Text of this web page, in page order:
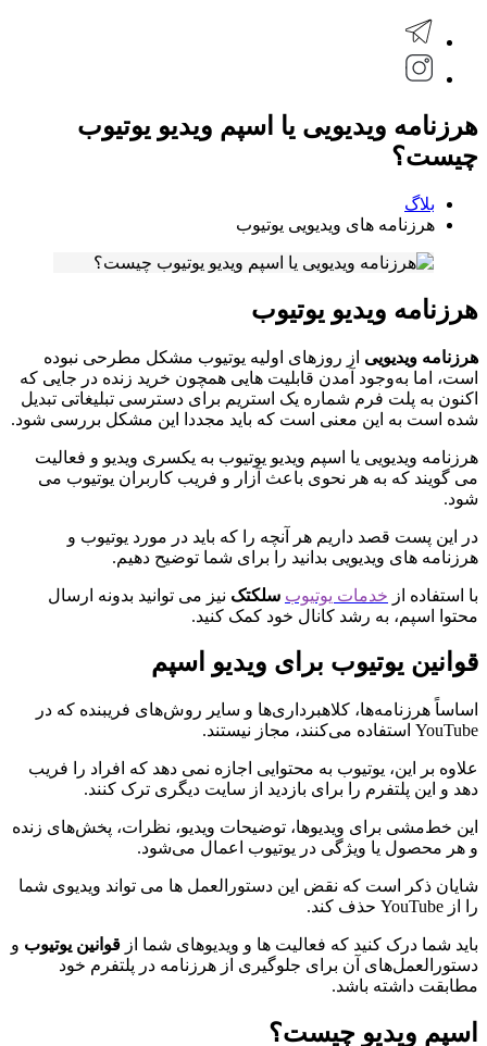
هرزنامه ویدیویی یا اسپم ویدیو یوتیوب
چیست؟
بلاگ
هرزنامه های ویدیویی یوتیوب
هرزنامه ویدیو یوتیوب
هرزنامه ویدیویی از روزهای اولیه یوتیوب مشکل مطرحی نبوده
است، اما به‌وجود آمدن قابلیت هایی همچون خرید زنده در جایی که
اکنون به پلت فرم شماره یک استریم برای دسترسی تبلیغاتی تبدیل
شده است به این معنی است که باید مجددا این مشکل بررسی شود.
هرزنامه ویدیویی یا اسپم ویدیو یوتیوب به یکسری ویدیو و فعالیت
می گویند که به هر نحوی باعث آزار و فریب کاربران یوتیوب می
شود.
در این پست قصد داریم هر آنچه را که باید در مورد یوتیوب و
هرزنامه های ویدیویی بدانید را برای شما توضیح دهیم.
با استفاده از خدمات یوتیوب سلکتک نیز می توانید بدونه ارسال
محتوا اسپم، به رشد کانال خود کمک کنید.
قوانین یوتیوب برای ویدیو اسپم
اساساً هرزنامه‌ها، کلاهبرداری‌ها و سایر روش‌های فریبنده که در
YouTube استفاده می‌کنند، مجاز نیستند.
علاوه بر این، یوتیوب به محتوایی اجازه نمی دهد که افراد را فریب
دهد و این پلتفرم را برای بازدید از سایت دیگری ترک کنند.
این خط‌مشی برای ویدیوها، توضیحات ویدیو، نظرات، پخش‌های زنده
و هر محصول یا ویژگی در یوتیوب اعمال می‌شود.
شایان ذکر است که نقض این دستورالعمل ها می تواند ویدیوی شما
را از YouTube حذف کند.
باید شما درک کنید که فعالیت ها و ویدیوهای شما از قوانین یوتیوب و
دستورالعمل‌های آن برای جلوگیری از هرزنامه در پلتفرم خود
مطابقت داشته باشد.
اسپم ویدیو چیست؟